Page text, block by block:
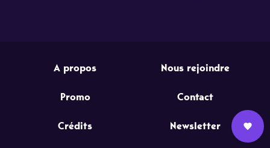
A propos Nous rejoindre
Promo Contact
Crédits Newsletter